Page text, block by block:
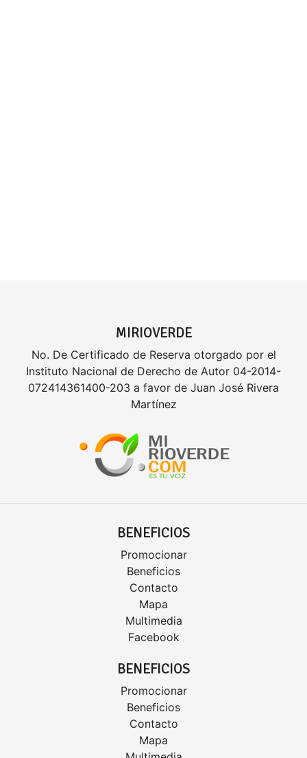
MIRIOVERDE
No. De Certificado de Reserva otorgado por el
Instituto Nacional de Derecho de Autor 04-2014-
072414361400-203 a favor de Juan José Rivera
Martínez
BENEFICIOS
Promocionar
Beneficios
Contacto
Mapa
Multimedia
Facebook
BENEFICIOS
Promocionar
Beneficios
Contacto
Mapa